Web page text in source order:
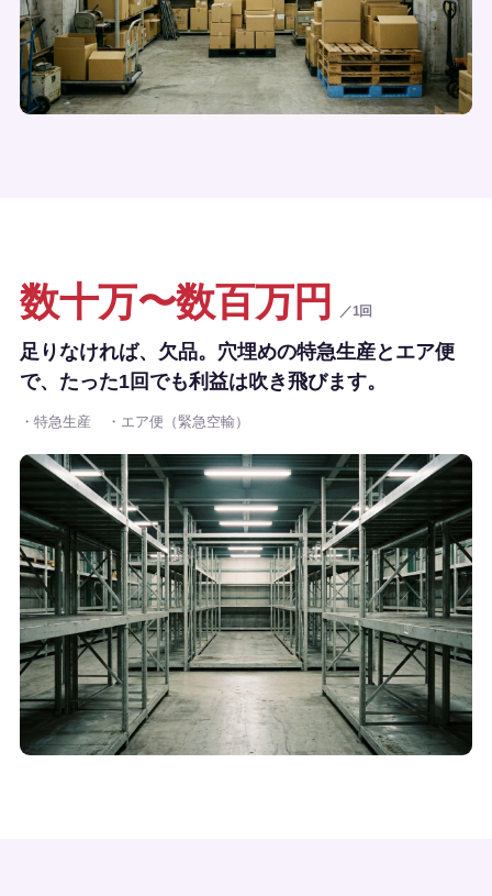
数十万〜数百万円 ／1回
足りなければ、欠品。穴埋めの特急生産とエア便
で、たった1回でも利益は吹き飛びます。
・特急生産 ・エア便（緊急空輸）